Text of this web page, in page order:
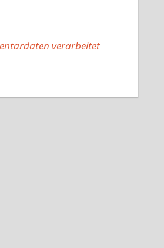
verarbeitet